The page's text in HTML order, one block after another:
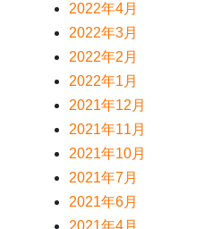
2022年4月
2022年3月
2022年2月
2022年1月
2021年12月
2021年11月
2021年10月
2021年7月
2021年6月